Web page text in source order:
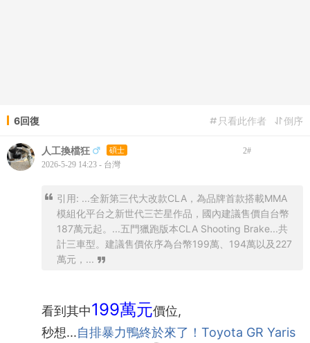
6回復 倒序
只看此作者
人工換檔狂 碩士 2#
2026-5-29 14:23 - 台灣
引用: ...全新第三代大改款CLA，為品牌首款搭載MMA
模組化平台之新世代三芒星作品，國內建議售價自台幣
187萬元起。...五門獵跑版本CLA Shooting Brake...共
計三車型。建議售價依序為台幣199萬、194萬以及227
萬元，...
看到其中199萬元價位,
秒想...自排暴力鴨終於來了！Toyota GR Yaris